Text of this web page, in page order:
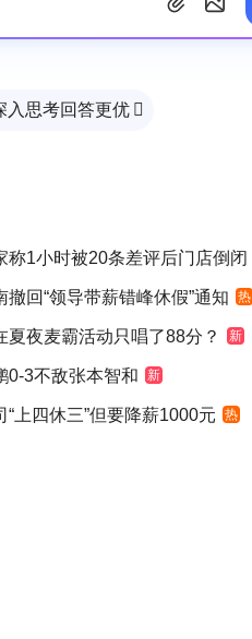
入思考回答更优 
称1小时被20条差评后门店倒闭
撤回“领导带薪错峰休假”通知 热
夏夜麦霸活动只唱了88分？ 新
0-3不敌张本智和 新
“上四休三”但要降薪1000元 热